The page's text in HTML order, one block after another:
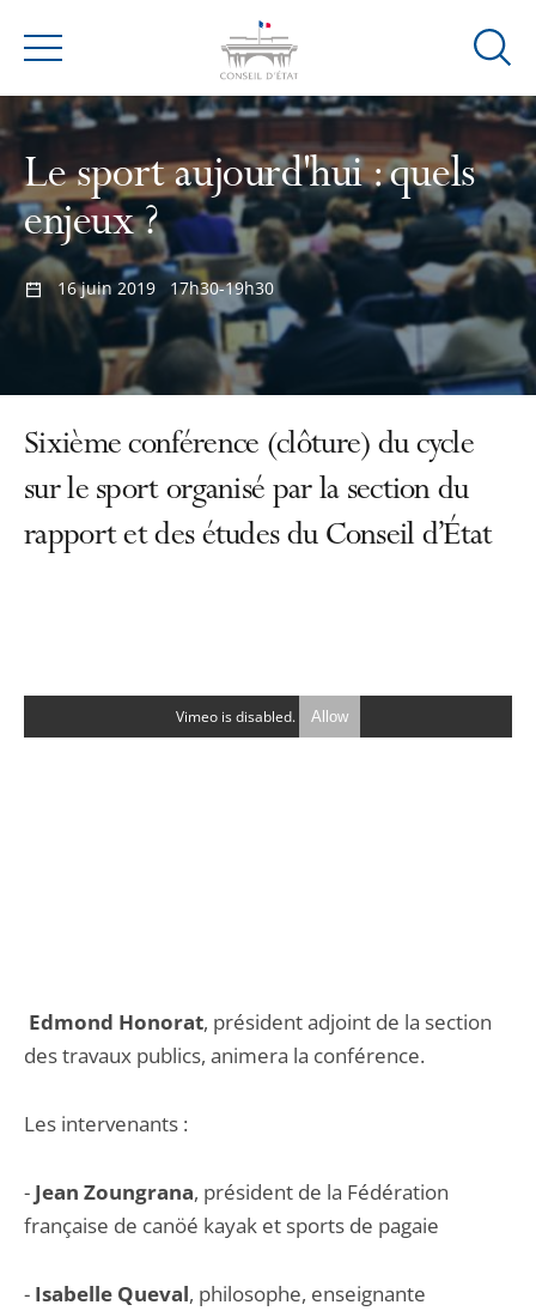
Menu
Ouvrir
Le sport aujourd'hui : quels
enjeux ?
16 juin 2019 17h30-19h30
Sixième conférence (clôture) du cycle
sur le sport organisé par la section du
rapport et des études du Conseil d’État
Vimeo is disabled. Allow
Edmond Honorat, président adjoint de la section
des travaux publics, animera la conférence.
Les intervenants :
- Jean Zoungrana, président de la Fédération
française de canöé kayak et sports de pagaie
- Isabelle Queval, philosophe, enseignante